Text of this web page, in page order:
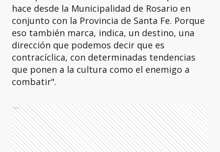
hace desde la Municipalidad de Rosario en
conjunto con la Provincia de Santa Fe. Porque
eso también marca, indica, un destino, una
dirección que podemos decir que es
contracíclica, con determinadas tendencias
que ponen a la cultura como el enemigo a
combatir".
Ads